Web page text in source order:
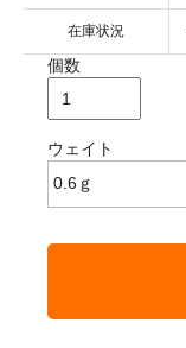
在庫状況
個数
ウェイト